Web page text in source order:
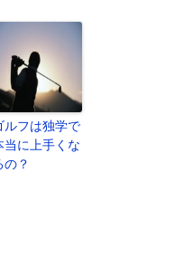
ルフは独学で
当に上手くな
の？